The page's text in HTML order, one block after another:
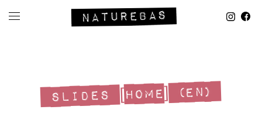
SLIDES [HOME] (EN)